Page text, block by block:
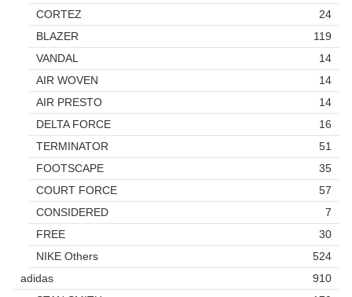
CORTEZ
24
BLAZER
119
VANDAL
14
AIR WOVEN
14
AIR PRESTO
14
DELTA FORCE
16
TERMINATOR
51
FOOTSCAPE
35
COURT FORCE
57
CONSIDERED
7
FREE
30
NIKE Others
524
adidas
910